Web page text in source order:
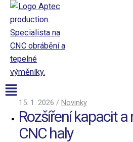
Přeskočit
na
obsah
Aptec production
Nabídka
CNC výroba
CNC výroba
15. 1. 2026 / Novinky
Rozšíření kapacit
CNC haly